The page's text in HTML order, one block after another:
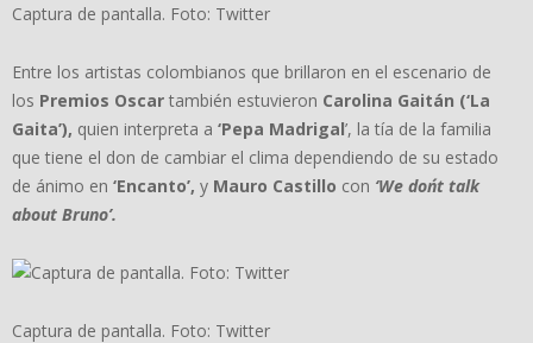
Captura de pantalla. Foto: Twitter
Entre los artistas colombianos que brillaron en el escenario de
los Premios Oscar también estuvieron Carolina Gaitán (‘La
Gaita’), quien interpreta a ‘Pepa Madrigal’, la tía de la familia
que tiene el don de cambiar el clima dependiendo de su estado
de ánimo en ‘Encanto’, y Mauro Castillo con ‘We don´t talk
about Bruno’.
Captura de pantalla. Foto: Twitter